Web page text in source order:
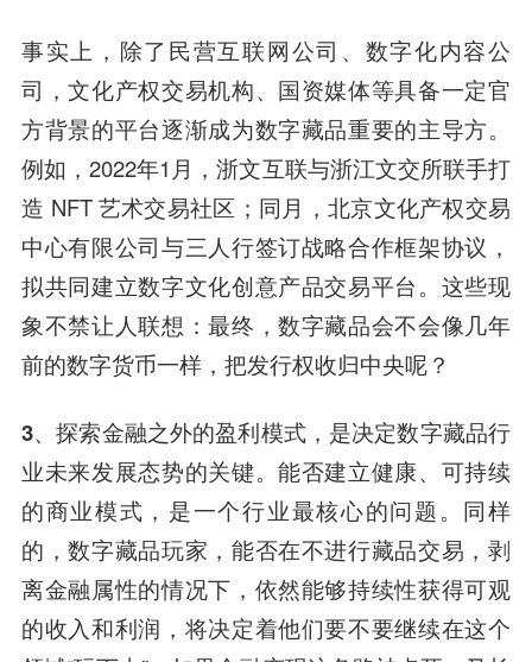
事实上，除了民营互联网公司、数字化内容公
司，文化产权交易机构、国资媒体等具备一定官
方背景的平台逐渐成为数字藏品重要的主导方。
例如，2022年1月，浙文互联与浙江文交所联手打
造 NFT 艺术交易社区；同月，北京文化产权交易
中心有限公司与三人行签订战略合作框架协议，
拟共同建立数字文化创意产品交易平台。这些现
象不禁让人联想：最终，数字藏品会不会像几年
前的数字货币一样，把发行权收归中央呢？
3、探索金融之外的盈利模式，是决定数字藏品行
业未来发展态势的关键。能否建立健康、可持续
的商业模式，是一个行业最核心的问题。同样
的，数字藏品玩家，能否在不进行藏品交易，剥
离金融属性的情况下，依然能够持续性获得可观
的收入和利润，将决定着他们要不要继续在这个